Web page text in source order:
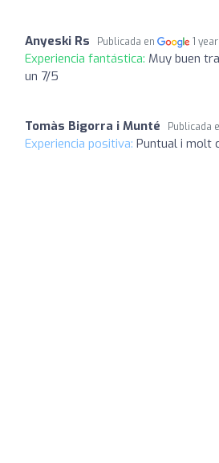
Anyeski Rs Publicada en 1
Experiencia fantástica: Muy buen
un 7/5
Tomàs Bigorra i Munté Publicada
Experiencia positiva: Puntual i molt